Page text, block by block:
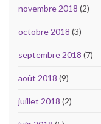
novembre 2018 (2)
octobre 2018 (3)
septembre 2018 (7)
août 2018 (9)
juillet 2018 (2)